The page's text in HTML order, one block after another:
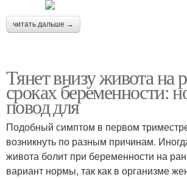
читать дальше →
Тянет внизу живота на
сроках беременности:
повод для
Подобный симптом в первом
возникнуть по разным причинам.
живота болит при беременности на
вариант нормы, так как в организме